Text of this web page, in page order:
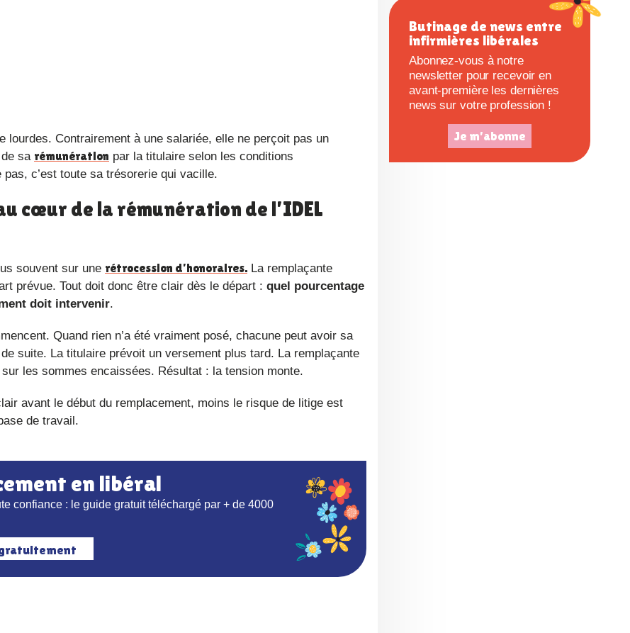
sa rémunération par la titulaire selon les conditions
c’est toute sa trésorerie qui vacille.
souvent sur une rétrocession d’honoraires. La remplaçante
prévue. Tout doit donc être clair dès le départ : quel pourcentage
doit intervenir.
suite. La titulaire prévoit un versement plus tard. La remplaçante
les sommes encaissées. Résultat : la tension monte.
avant le début du remplacement, moins le risque de litige est
de travail.
en libéral
e
Butinage de news entre
infirmières libérales
Abonnez-vous à notre
newsletter pour recevoir en
avant-première les dernières
news sur votre profession !
Je m'abonne